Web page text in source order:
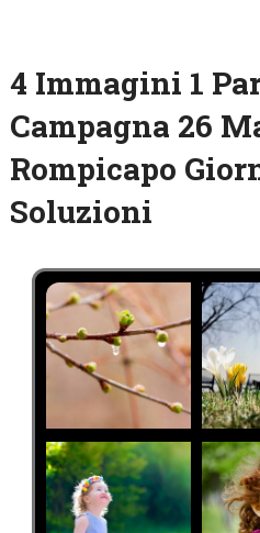
4 Immagini 1
Campagna 26
Rompicapo
Soluzioni